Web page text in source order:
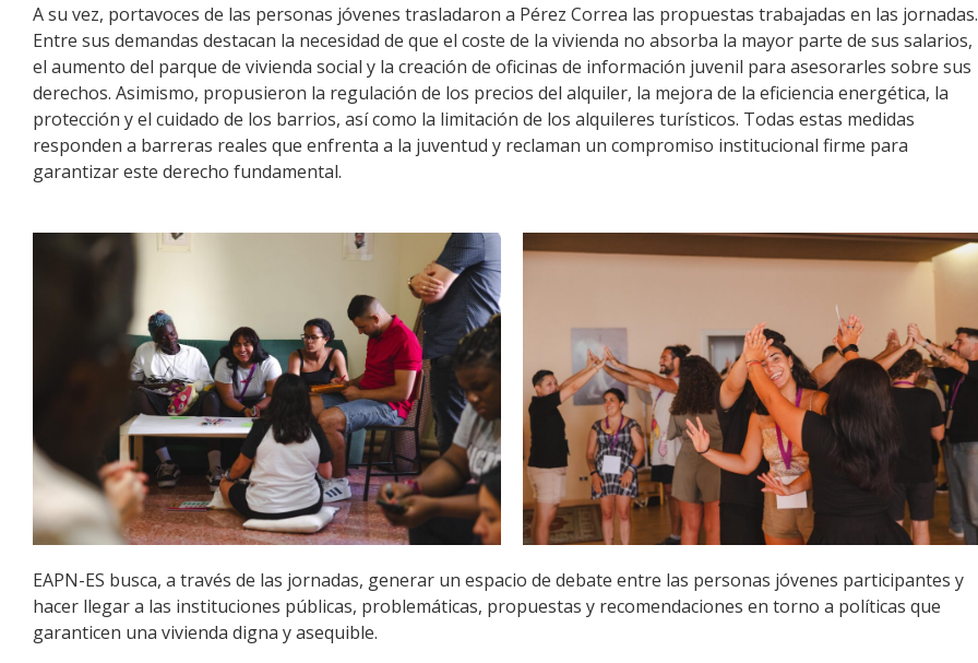
A su vez, portavoces de las personas jóvenes trasladaron a Pérez Correa las propuestas trabajadas en las jornadas.
Entre sus demandas destacan la necesidad de que el coste de la vivienda no absorba la mayor parte de sus salarios,
el aumento del parque de vivienda social y la creación de oficinas de información juvenil para asesorarles sobre sus
derechos. Asimismo, propusieron la regulación de los precios del alquiler, la mejora de la eficiencia energética, la
protección y el cuidado de los barrios, así como la limitación de los alquileres turísticos. Todas estas medidas
responden a barreras reales que enfrenta a la juventud y reclaman un compromiso institucional firme para
garantizar este derecho fundamental.
EAPN-ES busca, a través de las jornadas, generar un espacio de debate entre las personas jóvenes participantes y
hacer llegar a las instituciones públicas, problemáticas, propuestas y recomendaciones en torno a políticas que
garanticen una vivienda digna y asequible.